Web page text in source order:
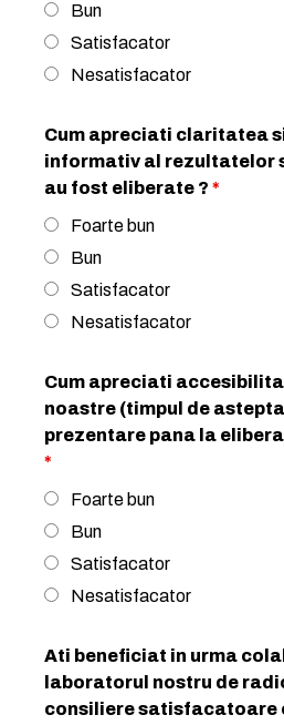
Bun
Satisfacator
Nesatisfacator
Cum apreciati claritatea
informativ al rezultatelor
au fost eliberate ? *
Foarte bun
Bun
Satisfacator
Nesatisfacator
Cum apreciati
noastre (timpul de
prezentare pana la
*
Foarte bun
Bun
Satisfacator
Nesatisfacator
Ati beneficiat in urma
laboratorul nostru de
consiliere satisfacatoare